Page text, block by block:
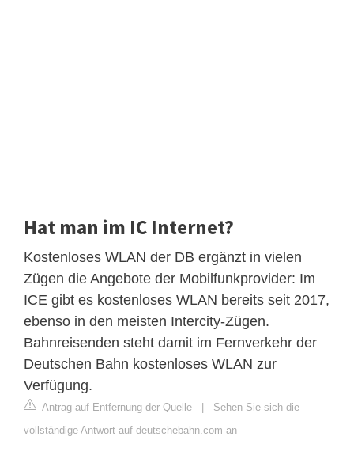
Hat man im IC Internet?
Kostenloses WLAN der DB ergänzt in vielen
Zügen die Angebote der Mobilfunkprovider: Im
ICE gibt es kostenloses WLAN bereits seit 2017,
ebenso in den meisten Intercity-Zügen.
Bahnreisenden steht damit im Fernverkehr der
Deutschen Bahn kostenloses WLAN zur
Verfügung.
Antrag auf Entfernung der Quelle | Sehen Sie sich die
vollständige Antwort auf deutschebahn.com an